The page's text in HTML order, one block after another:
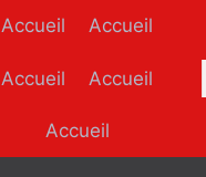
Accueil Accueil
Accueil Accueil
Accueil